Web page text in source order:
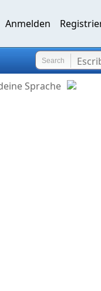
Anmelden
Search
Sprache